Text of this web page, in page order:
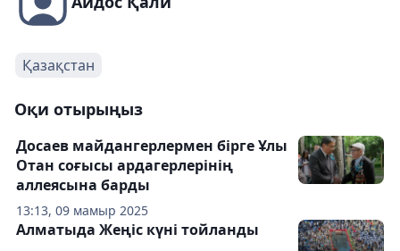
Қазақстан
Оқи отырыңыз
13:13, 09 мамыр 2025
Досаев майдангерлермен бірге Ұлы
Отан соғысы ардагерлерінің
аллеясына барды
Алматыда Жеңіс күні тойланды